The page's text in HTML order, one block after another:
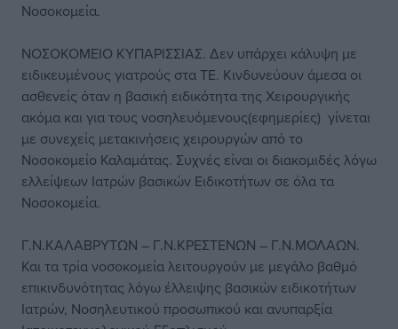
Νοσοκομεία.
ΝΟΣΟΚΟΜΕΙΟ ΚΥΠΑΡΙΣΣΙΑΣ. Δεν υπάρχει κάλυψη με
ειδικευμένους γιατρούς στα ΤΕ. Κινδυνεύουν άμεσα οι
ασθενείς όταν η βασική ειδικότητα της Χειρουργικής
ακόμα και για τους νοσηλευόμενους(εφημερίες) γίνεται
με συνεχείς μετακινήσεις χειρουργών από το
Νοσοκομείο Καλαμάτας. Συχνές είναι οι διακομιδές λόγω
ελλείψεων Ιατρών βασικών Ειδικοτήτων σε όλα τα
Νοσοκομεία.
Γ.Ν.ΚΑΛΑΒΡΥΤΩΝ – Γ.Ν.ΚΡΕΣΤΕΝΩΝ – Γ.Ν.ΜΟΛΑΩΝ.
Και τα τρία νοσοκομεία λειτουργούν με μεγάλο βαθμό
επικινδυνότητας λόγω έλλειψης βασικών ειδικοτήτων
Ιατρών, Νοσηλευτικού προσωπικού και ανυπαρξία